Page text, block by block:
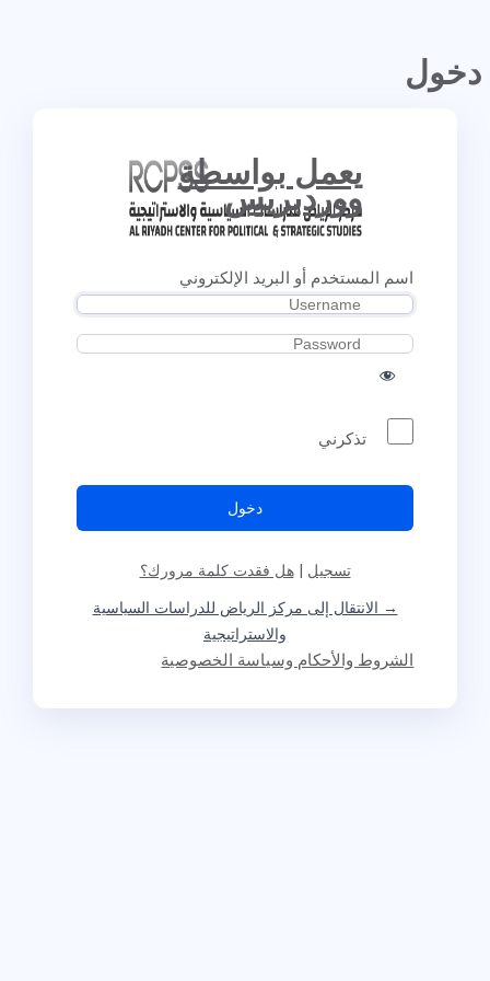
دخول
يعمل بواسطة
ووردبريس
اسم المستخدم أو البريد الإلكتروني
تذكرني
تسجيل |هل فقدت كلمة مرورك؟
→ الانتقال إلى مركز الرياض للدراسات السياسية
والاستراتيجية
الشروط والأحكام وسياسة الخصوصية